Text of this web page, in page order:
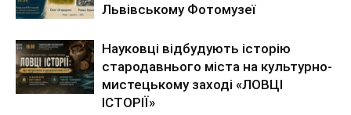
Львівському Фотомузеї
Науковці відбудують історію
стародавнього міста на культурно-
мистецькому заході «ЛОВЦІ
ІСТОРІЇ»